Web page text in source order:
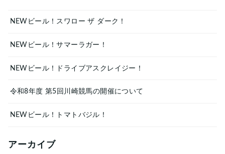
NEWビール！スワロー ザ ダーク！
NEWビール！サマーラガー！
NEWビール！ドライブアスクレイジー！
令和8年度 第5回川崎競馬の開催について
NEWビール！トマトバジル！
アーカイブ